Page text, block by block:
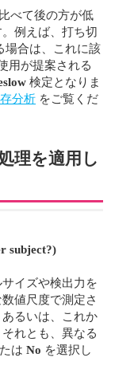
べて後の方が低
例えば、打ち切
場合は、これに該
用が提案される
検定となりま
分析 をご覧くだ
理を適用し
subject?)
イズや検出力を
値尺度で測定さ
るいは、これか
れとも、異なる
はNo を選択し